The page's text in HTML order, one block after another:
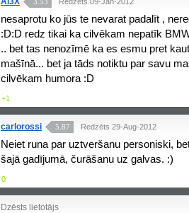
nesaprotu ko jūs te nevarat padalīt ,
:D:D redz tikai ka cilvēkam nepatīk
.. bet tas nenozīmē ka es esmu pret
mašīnā... bet ja tāds notiktu par savu
cilvēkam humora :D
+1
carlorossi 5.87 Redzēts 29-Aug-2012
Neiet runa par uztveršanu personiski,
šajā gadījumā, čurāšanu uz galvas. :)
0
Dzēsts lietotājs